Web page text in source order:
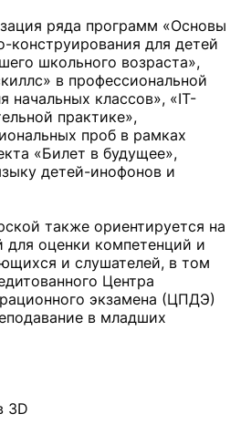
ряда программ «Основы
конструирования для детей
школьного возраста»,
в профессиональной
начальных классов», «IT-
практике»,
проб в рамках
«Билет в будущее»,
детей-инофонов и
также ориентируется на
для оценки компетенций и
и слушателей, в том
Центра
экзамена (ЦПДЭ)
в младших
3D